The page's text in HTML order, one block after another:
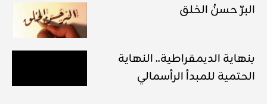
البرّ حسنُ الخلق
بنهاية الديمقراطية.. النهاية
الحتمية للمبدأ الرأسمالي